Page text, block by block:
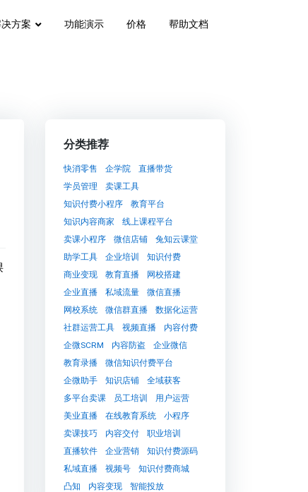
方案 功能演示 价格 帮助文档
分类推荐
快消零售 企学院
直播带货
学员管理
卖课工具
知识付费小程序
教育平台
知识内容商家
线上课程平台
卖课小程序
微信店铺
兔知云课堂
助学工具
企业培训
知识付费
商业变现
教育直播
网校搭建
企业直播
私域流量
微信直播
网校系统
微信群直播
数据化运营
社群运营工具
视频直播
内容付费
企微SCRM
内容防盗
企业微信
教育录播
微信知识付费平台
企微助手
知识店铺
全域获客
多平台卖课
员工培训
用户运营
美业直播
在线教育系统
小程序
卖课技巧
内容交付
职业培训
直播软件
企业营销
知识付费源码
私域直播
视频号
知识付费商城
凸知
内容变现 智能投放